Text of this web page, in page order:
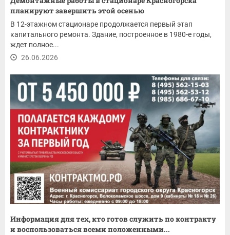
планируют завершить этой осенью
В 12-этажном стационаре продолжается первый этап
капитального ремонта. Здание, построенное в 1980-е годы,
ждет полное...
26.06.2026
Информация для тех, кто готов служить по контракту
и воспользоваться всеми положенными...